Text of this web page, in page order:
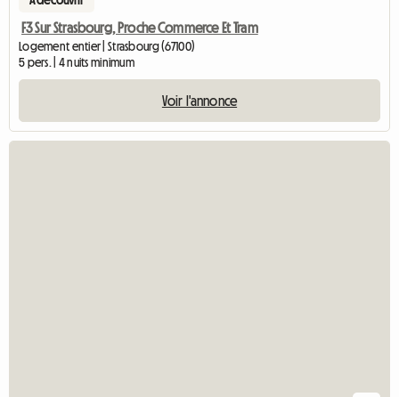
75 € / nuit
A découvrir
F3 Sur Strasbourg, Proche Commerce Et Tram
Logement entier | Strasbourg (67100)
5 pers. | 4 nuits minimum